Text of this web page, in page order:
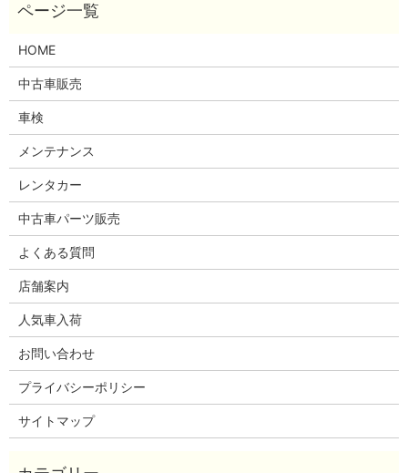
HOME
中古車販売
車検
メンテナンス
レンタカー
中古車パーツ販売
よくある質問
店舗案内
人気車入荷
お問い合わせ
プライバシーポリシー
サイトマップ